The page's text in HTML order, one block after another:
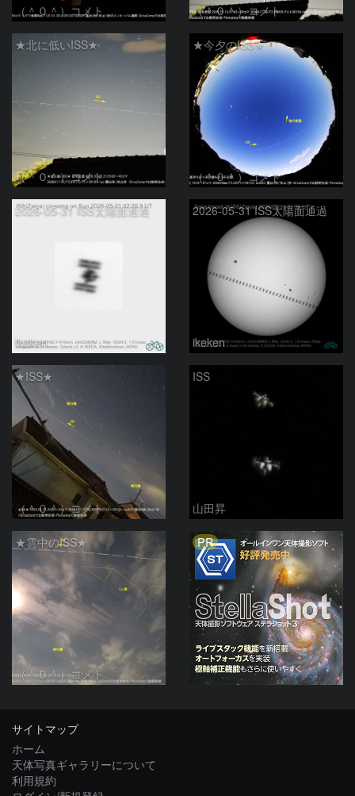
（＾０＾）コメト （＾０＾）コメト
★北に低いISS★
（＾０＾）コメト
★今夕のISS★
（＾０＾）コメト
2026-05-31 ISS太陽面通過
ikeken
2026-05-31 ISS太陽面通過
ikeken
★ISS★
（＾０＾）コメト
ISS
山田昇
★雲中のISS★
（＾０＾）コメト
PR
サイトマップ
ホーム
天体写真ギャラリーについて
利用規約